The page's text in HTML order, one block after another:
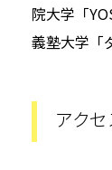
院大学「
義塾大学「
アクセ